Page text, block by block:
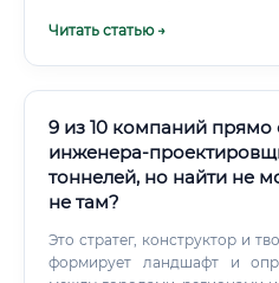
Читать статью →
9 из 10 компаний прямо
инженера-
тоннелей, но найти не
не там?
Это стратег, конструктор и
формирует ландшафт и